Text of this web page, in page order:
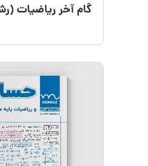
گام‌ آخر ریاضیات